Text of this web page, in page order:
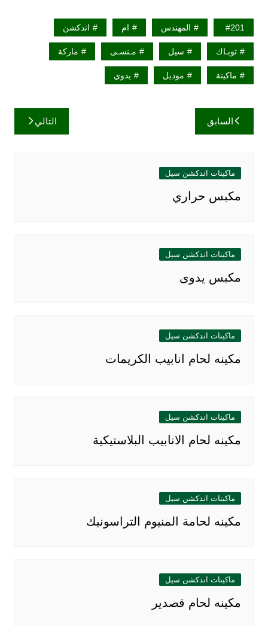
201 المهندس ام اندكشن
توبـاك سيل مـنسـى ماركة
ماكينة موديل يدوي
تصفّح
المقالات
السابق التالي
ماكينات اندكشن سيل
مكبس حراري
ماكينات اندكشن سيل
مكبس يدوى
ماكينات اندكشن سيل
مكينه لحام انابيب الكريمات
ماكينات اندكشن سيل
مكينه لحام الانابيب البلاستيكية
ماكينات اندكشن سيل
مكينه لحامة المنيوم التراسونيك
ماكينات اندكشن سيل
مكينه لحام قصدير